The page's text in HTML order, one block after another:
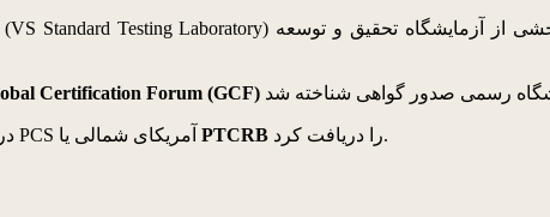
Certification Forum (GCF)
PTCRB را دریافت کرد.